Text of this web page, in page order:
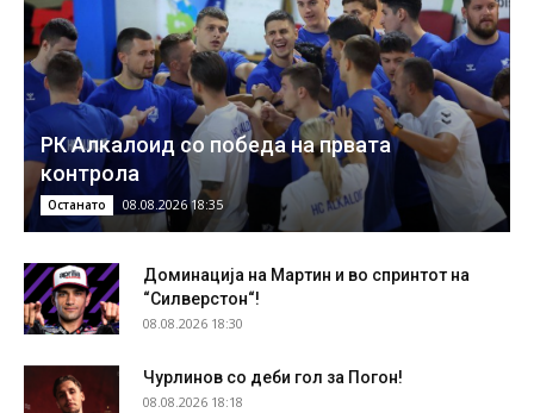
РК Алкалоид со победа на првата
контрола
Останато 08.08.2026 18:35
Доминација на Мартин и во спринтот на
“Силверстон“!
08.08.2026 18:30
Чурлинов со деби гол за Погон!
08.08.2026 18:18